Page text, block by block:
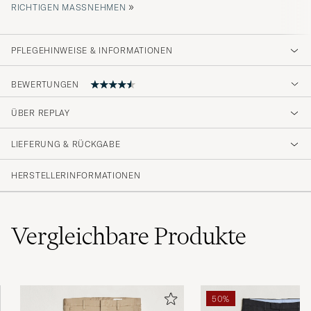
ICHTIGEN MASSNEHMEN
»
PFLEGEHINWEISE & INFORMATIONEN
BEWERTUNGEN
4.6
(15)
(0)
Denne model bestilt sammen med blå model
- stor forskel i størrelserne, selvom leveret i
ÜBER REPLAY
LIEFERUNG & RÜCKGABE
HERSTELLERINFORMATIONEN
VergleichbareProdukte
50%